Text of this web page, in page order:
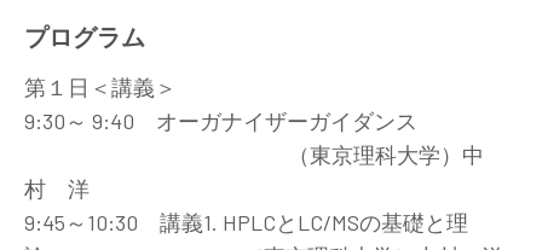
プログラム
第１日＜講義＞
9:30～ 9:40 オーガナイザーガイダンス
（東京理科大学）中
村 洋
9:45～10:30 講義1. HPLCとLC/MSの基礎と理